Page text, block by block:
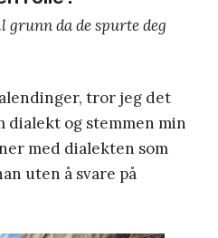
grunn da de spurte deg
tror jeg det
dialekt og stemmen min
med dialekten som
uten å svare på